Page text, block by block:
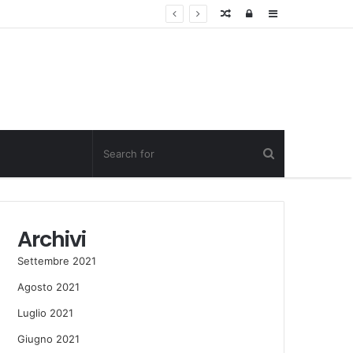
Sidebar
Log
Random
Archivi
Settembre 2021
Agosto 2021
Luglio 2021
Giugno 2021